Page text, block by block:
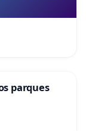
parques